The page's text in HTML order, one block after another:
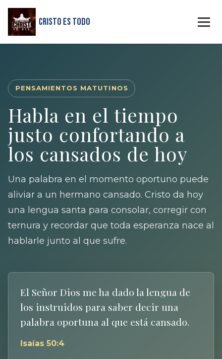
Cristo Es Todo
PENSAMIENTOS MATUTINOS
Habla en el tiempo
justo confortando a
los cansados de hoy
Una palabra en el momento oportuno puede
aliviar a un hermano cansado. Cristo da hoy
una lengua santa para consolar, corregir con
ternura y recordar que toda esperanza nace al
hablarle junto al que sufre.
El Señor Dios me ha dado la lengua de
los instruidos para saber decir una
palabra oportuna al que está cansado.
Isaías 50:4